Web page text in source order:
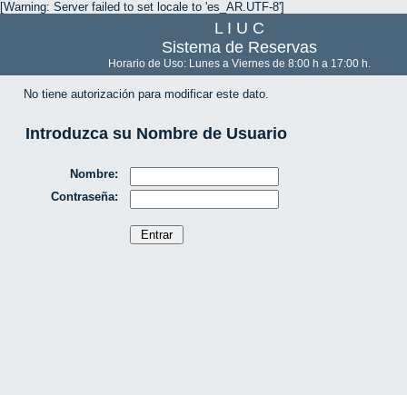
[Warning: Server failed to set locale to 'es_AR.UTF-8']
L I U C
Sistema de Reservas
Horario de Uso: Lunes a Viernes de 8:00 h a 17:00 h.
No tiene autorización para modificar este dato.
Introduzca su Nombre de Usuario
Nombre:
Contraseña: